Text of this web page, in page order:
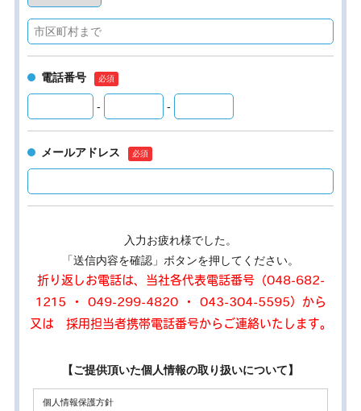
電話番号
- -
メールアドレス
入力お疲れ様でした。
「送信内容を確認」ボタンを押してください。
折り返しお電話は、当社各代表電話番号（048-682-
1215 ・ 049-299-4820 ・ 043-304-5595）から
又は 採用担当者携帯電話番号からご連絡いたします。
【ご提供頂いた個人情報の取り扱いについて】
個人情報保護方針